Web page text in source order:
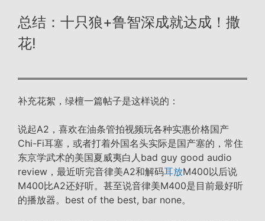
总结：十只狼+鲁智深成就达成！撒
花!
补充花絮，绿檀一篇帖子是这样说的：
说起A2，喜欢在油条管拍视频玩各种实惠价格国产
Chi-Fi耳塞，或者打着外国名头实际是国产塞的，常住
东京学武术的美国夏威夷白人bad guy good audio
review，最近听完音律美A2和解码耳放M400以后说
M400比A2还好听。甚至说音律美M400是目前最好听
的播放器。best of the best, bar none。